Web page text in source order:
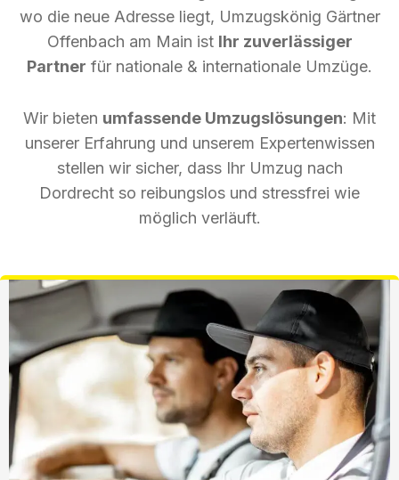
wo die neue Adresse liegt, Umzugskönig Gärtner
Offenbach am Main ist Ihr zuverlässiger
Partner für nationale & internationale Umzüge.
Wir bieten umfassende Umzugslösungen: Mit
unserer Erfahrung und unserem Expertenwissen
stellen wir sicher, dass Ihr Umzug nach
Dordrecht so reibungslos und stressfrei wie
möglich verläuft.